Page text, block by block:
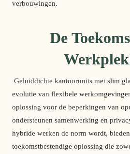
verbouwingen.
De
evolutie van flexibele
oplossing voor de beperkingen van
ondersteunen samenwerking en
hybride werken de norm wordt,
toekomstbestendige oplossing die